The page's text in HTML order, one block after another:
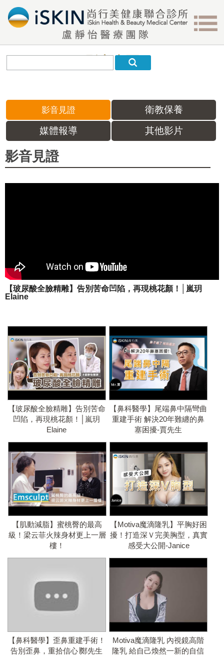
影音專區
影音見證
媒體報導
衛教保養
其他影片
影音見證
【玻尿酸全臉精雕】告別苦命凹陷，再現桃花顏！│嵐玥
Elaine
【玻尿酸全臉精雕】告別苦命
凹陷，再現桃花顏！│嵐玥
Elaine
【鼻科醫學】尾端鼻中隔彎曲
重建手術 解決20年難纏的鼻
塞困擾-賈先生
【肌動減脂】蜜桃臀的最高
級！梁云菲火辣身材更上一層
樓！
【Motiva魔滴隆乳】平胸好困
擾！打造深Ｖ完美胸型，真實
感受大公開-Janice
【鼻科醫學】歪鼻重建手術！
告別歪鼻，重拾信心∣鄭先生
Motiva魔滴隆乳 內視鏡高階
隆乳 給自己煥然一新的自信